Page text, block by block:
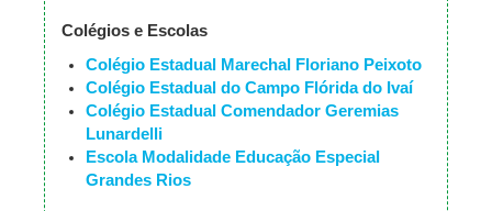
Colégios e Escolas
Colégio Estadual Marechal Floriano Peixoto
Colégio Estadual do Campo Flórida do Ivaí
Colégio Estadual Comendador Geremias
Lunardelli
Escola Modalidade Educação Especial
Grandes Rios